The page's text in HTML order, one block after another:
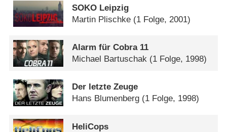
SOKO Leipzig
Martin Plischke (1 Folge, 2001)
Alarm für Cobra 11
Michael Bartuschak (1 Folge, 1998)
Der letzte Zeuge
Hans Blumenberg (1 Folge, 1998)
HeliCops